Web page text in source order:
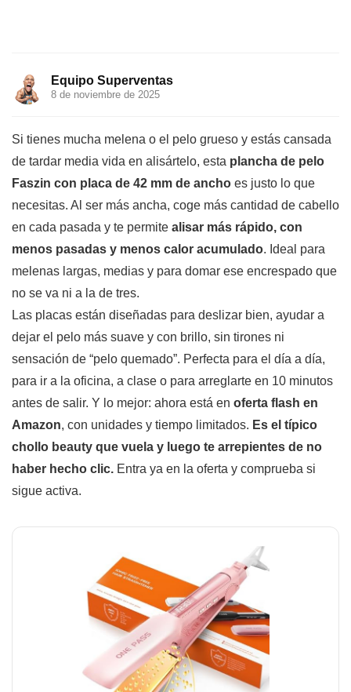
Equipo Superventas
8 de noviembre de 2025
Si tienes mucha melena o el pelo grueso y estás cansada
de tardar media vida en alisártelo, esta plancha de pelo
Faszin con placa de 42 mm de ancho es justo lo que
necesitas. Al ser más ancha, coge más cantidad de cabello
en cada pasada y te permite alisar más rápido, con
menos pasadas y menos calor acumulado. Ideal para
melenas largas, medias y para domar ese encrespado que
no se va ni a la de tres.
Las placas están diseñadas para deslizar bien, ayudar a
dejar el pelo más suave y con brillo, sin tirones ni
sensación de “pelo quemado”. Perfecta para el día a día,
para ir a la oficina, a clase o para arreglarte en 10 minutos
antes de salir. Y lo mejor: ahora está en oferta flash en
Amazon, con unidades y tiempo limitados. Es el típico
chollo beauty que vuela y luego te arrepientes de no
haber hecho clic. Entra ya en la oferta y comprueba si
sigue activa.